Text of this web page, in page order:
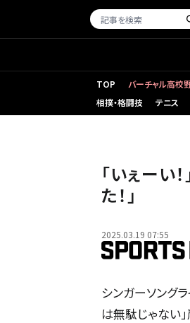
TOP バーチャル高校
相撲・格闘技
テニス
「いぇーい
た！」
2025.03.19 07:55
シンガーソング
は無駄じゃない